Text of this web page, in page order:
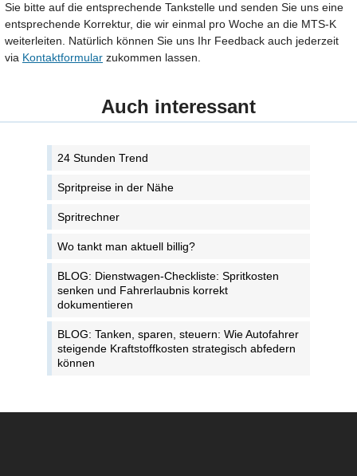
Sie bitte auf die entsprechende Tankstelle und senden Sie uns eine
entsprechende Korrektur, die wir einmal pro Woche an die MTS-K
weiterleiten. Natürlich können Sie uns Ihr Feedback auch jederzeit
via Kontaktformular zukommen lassen.
Auch interessant
24 Stunden Trend
Spritpreise in der Nähe
Spritrechner
Wo tankt man aktuell billig?
BLOG: Dienstwagen-Checkliste: Spritkosten
senken und Fahrerlaubnis korrekt
dokumentieren
BLOG: Tanken, sparen, steuern: Wie Autofahrer
steigende Kraftstoffkosten strategisch abfedern
können